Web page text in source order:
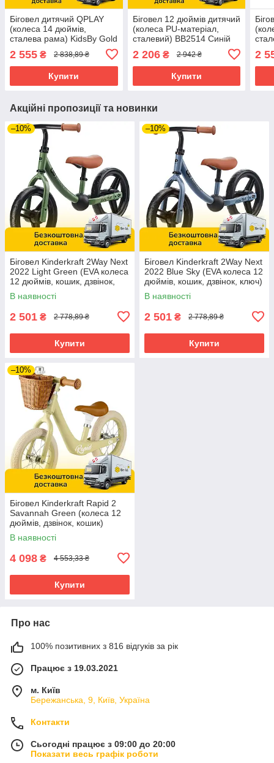
Біговел дитячий QPLAY
(колеса 14 дюймів,
сталева рама) KidsBy Gold
2 555 ₴ 2 838,89 ₴
Купити
Біговел 12 дюймів дитячий
(колеса PU-матеріал,
сталевий) BB2514 Синій
2 206₴ 2 942 ₴
Купити
2
Акційні пропозиції та новинки
–10%
Біговел Kinderkraft 2Way Next
2022 Light Green (EVA колеса
12 дюймів, кошик, дзвінок,
ключ)
В наявності
2 501 ₴ 2 778,89 ₴
Купити
–10%
Біговел Kinderkraft 2Way Next
2022 Blue Sky (EVA колеса 12
дюймів, кошик, дзвінок, ключ)
В наявності
2 501 ₴ 2 778,89 ₴
Купити
–10%
Біговел Kinderkraft Rapid 2
Savannah Green (колеса 12
дюймів, дзвінок, кошик)
В наявності
4 098 ₴ 4 553,33 ₴
Купити
Про нас
100% позитивних з 816 відгуків за рік
Працює з 19.03.2021
м. Київ
Бережанська, 9, Київ, Україна
Контакти
Сьогодні працює з 09:00 до 20:00
Показати весь графік роботи